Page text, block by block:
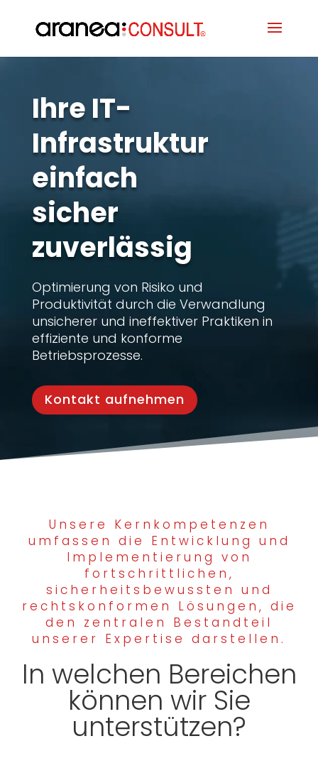
Ihre IT-
Infrastruktur
einfach
sicher
zuverlässig
Optimierung von Risiko und
Produktivität durch die Verwandlung
unsicherer und ineffektiver Praktiken in
effiziente und konforme
Betriebsprozesse.
Kontakt aufnehmen
Unsere Kernkompetenzen
umfassen die Entwicklung und
Implementierung von
fortschrittlichen,
sicherheitsbewussten und
rechtskonformen Lösungen, die
den zentralen Bestandteil
unserer Expertise darstellen.
In welchen Bereichen
können wir Sie
unterstützen?